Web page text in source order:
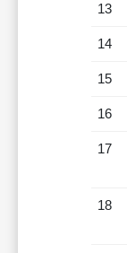
13
14
15
16
17
18